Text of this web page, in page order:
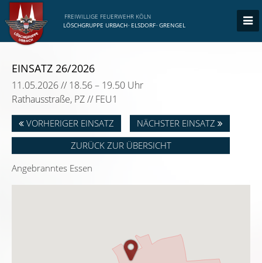
FREIWILLIGE FEUERWEHR KÖLN
LÖSCHGRUPPE URBACH· ELSDORF· GRENGEL
EINSATZ 26/2026
11.05.2026 // 18.56 – 19.50 Uhr
Rathausstraße, PZ // FEU1
VORHERIGER EINSATZ
NÄCHSTER EINSATZ
ZURÜCK ZUR ÜBERSICHT
Angebranntes Essen